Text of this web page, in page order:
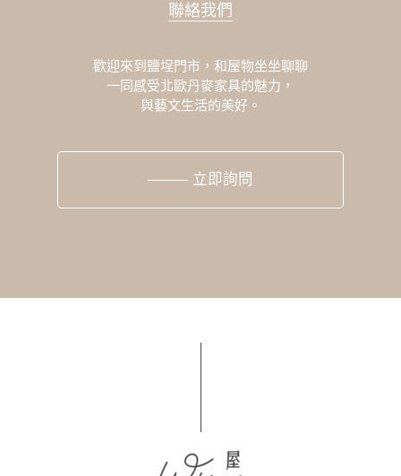
聯絡我們
歡迎來到鹽埕門市，和屋物坐坐聊聊
一同感受北歐丹麥家具的魅力，
與藝文生活的美好。
立即詢問